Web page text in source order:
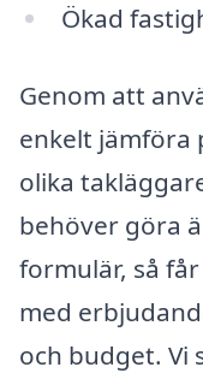
Ökad
Genom att
enkelt jämföra
olika
behöver göra
formulär, så
med
och budget. Vi